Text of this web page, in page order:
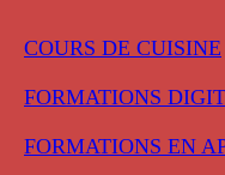
COURS DE CUISINE
FORMATIONS
FORMATIONS EN